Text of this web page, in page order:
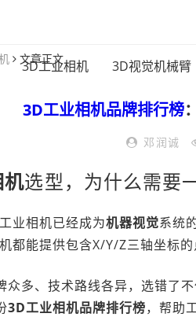
3D工业相机 3D视觉机械臂
文章正文
3D工业相机品牌排行榜
邓润诚
选型，为什么需要
业相机已经成为机器视觉系统
都能提供包含X/Y/Z三轴坐标
众多、技术路线各异，选错了
3D工业相机品牌排行榜，帮助